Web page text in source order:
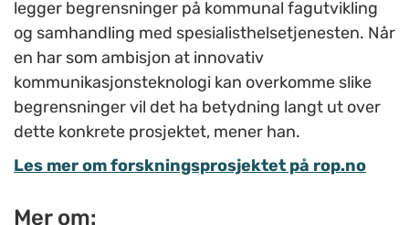
legger begrensninger på kommunal fagutvikling
og samhandling med spesialisthelsetjenesten. Når
en har som ambisjon at innovativ
kommunikasjonsteknologi kan overkomme slike
begrensninger vil det ha betydning langt ut over
dette konkrete prosjektet, mener han.
Les mer om forskningsprosjektet på rop.no
Mer om: